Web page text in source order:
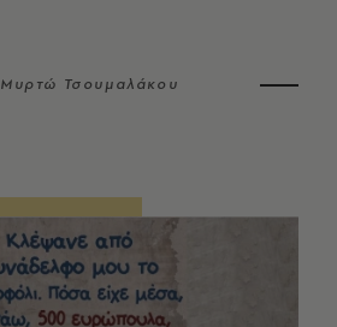
Μυρτώ Τσουμαλάκου